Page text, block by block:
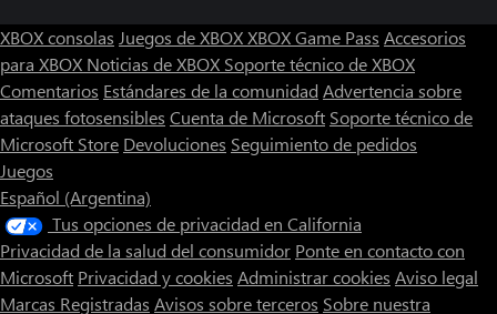
XBOX consolas Juegos de XBOXXBOX Game Pass Accesorios
para XBOX Noticias de XBOX Soporte técnico de XBOX
Comentarios Estándares de la comunidad Advertencia sobre
ataques fotosensibles Cuenta de Microsoft Soporte técnico de
Microsoft Store Devoluciones Seguimiento de pedidos
Juegos
Español (Argentina)
Tus opciones de privacidad en California
Privacidad de la salud del consumidor Ponte en contacto con
Microsoft Privacidad y cookies Administrar cookies Aviso legal
Marcas Registradas Avisos sobre terceros Sobre nuestra